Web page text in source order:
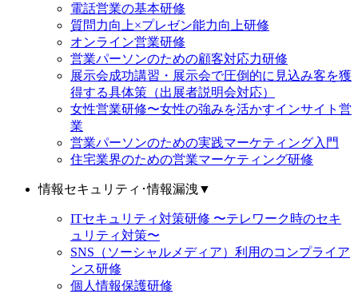
電話営業の基本研修
質問力向上×プレゼン能力向上研修
オンライン営業研修
営業パーソンのための顧客対応力研修
展示会成功講習・展示会で圧倒的に見込み客を獲
得する具体策（出展者説明会対応）
女性営業研修〜女性の強みを活かすインサイト営
業
営業パーソンのための実践マーケティング入門
住宅業界のための営業マーケティング研修
情報セキュリティ･情報漏洩 ▼
ITセキュリティ対策研修 〜テレワーク時のセキ
ュリティ対策〜
SNS（ソーシャルメディア）利用のコンプライア
ンス研修
個人情報保護研修